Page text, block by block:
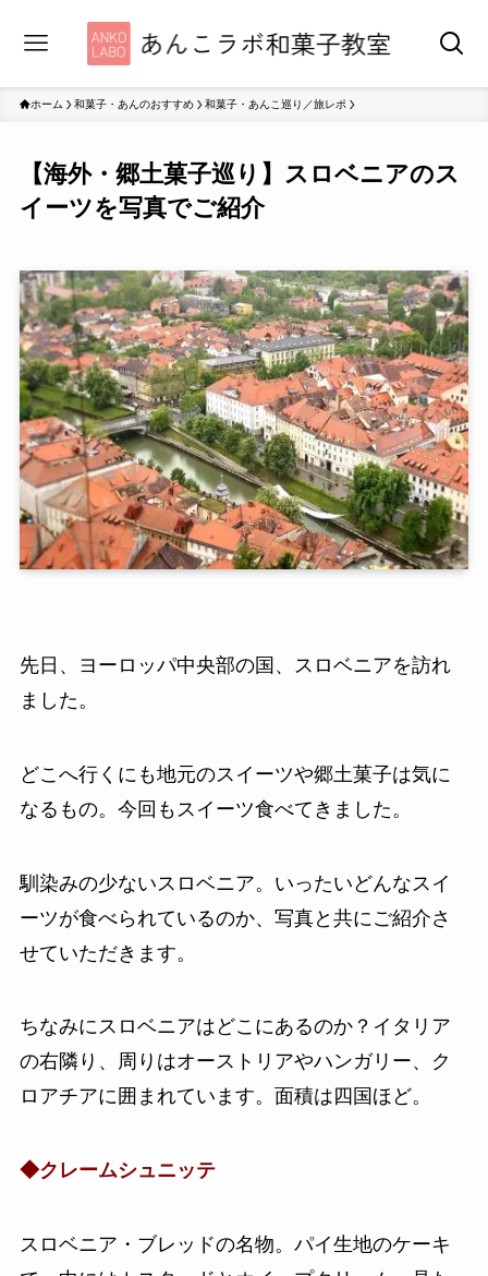
ホーム 和菓子・あんのおすすめ 和菓子・あんこ巡り／旅レポ
【海外・郷土菓子巡り】スロベニアのス
イーツを写真でご紹介
先日、ヨーロッパ中央部の国、スロベニアを訪れ
ました。
どこへ行くにも地元のスイーツや郷土菓子は気に
なるもの。今回もスイーツ食べてきました。
馴染みの少ないスロベニア。いったいどんなスイ
ーツが食べられているのか、写真と共にご紹介さ
せていただきます。
ちなみにスロベニアはどこにあるのか？イタリア
の右隣り、周りはオーストリアやハンガリー、ク
ロアチアに囲まれています。面積は四国ほど。
◆クレームシュニッテ
スロベニア・ブレッドの名物。パイ生地のケーキ